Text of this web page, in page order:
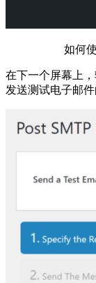
如何
在下一个屏幕上
发送测试电子邮件